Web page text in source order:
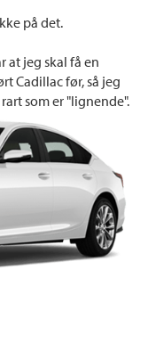
på det.
at jeg skal få en
Cadillac før, så jeg
som er "lignende".